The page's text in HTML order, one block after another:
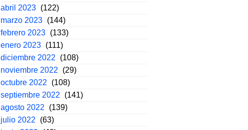
abril 2023 (122)
marzo 2023 (144)
febrero 2023 (133)
enero 2023 (111)
diciembre 2022
(108)
noviembre 2022
(29)
octubre 2022
(108)
septiembre 2022
(141)
agosto 2022
(139)
julio 2022
(63)